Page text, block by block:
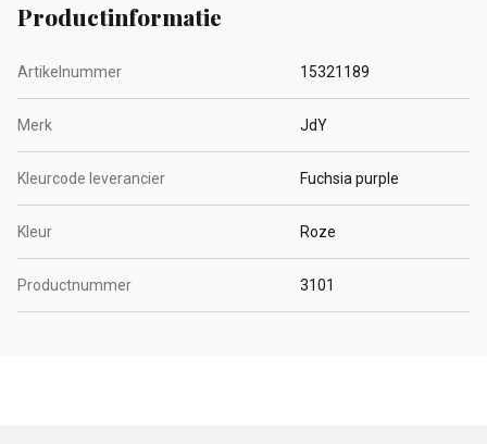
Productinformatie
Artikelnummer 15321189
Merk JdY
Kleurcode leverancier Fuchsia purple
Kleur Roze
Productnummer 3101